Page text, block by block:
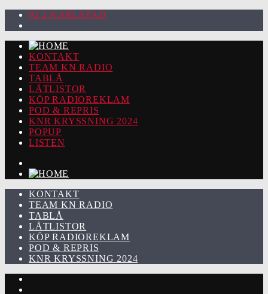
92.2 KARLSTAD
KONTAKT
TEAM KN RADIO
TABLÅ
LÅTLISTOR
KÖP RADIOREKLAM
POD & REPRIS
KNR KRYSSNING 2024
POPUP
LISTEN
KONTAKT
TEAM KN RADIO
TABLÅ
LÅTLISTOR
KÖP RADIOREKLAM
POD & REPRIS
KNR KRYSSNING 2024